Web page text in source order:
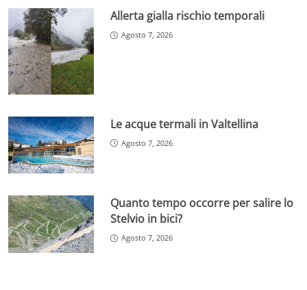
Allerta gialla rischio temporali
Agosto 7, 2026
Le acque termali in Valtellina
Agosto 7, 2026
Quanto tempo occorre per salire lo
Stelvio in bici?
Agosto 7, 2026